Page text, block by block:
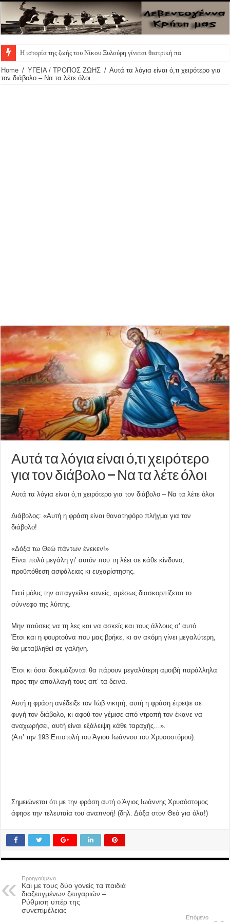
Η ιστορία της ζωής του Νίκου Ξυλούρη γίνεται θεατρική παράστα
Home / ΥΓΕΙΑ / ΤΡΟΠΟΣ ΖΩΗΣ / Αυτά τα λόγια είναι ό,τι χειρότερο για
τον διάβολο – Να τα λέτε όλοι
Αυτά τα λόγια είναι ό,τι χειρότερο
για τον διάβολο – Να τα λέτε όλοι
Αυτά τα λόγια είναι ό,τι χειρότερο για τον διάβολο – Να τα λέτε όλοι
Διάβολος: «Αυτή η φράση είναι θανατηφόρο πλήγμα για τον
διάβολο!
«Δόξα τω Θεώ πάντων ένεκεν!»
Είναι πολύ μεγάλη γι’ αυτόν που τη λέει σε κάθε κίνδυνο,
προϋπόθεση ασφάλειας κι ευχαρίστησης.
Γιατί μόλις την απαγγείλει κανείς, αμέσως διασκορπίζεται το
σύννεφο της λύπης.
Μην παύσεις να τη λες και να ασκείς και τους άλλους σ’ αυτό.
Έτσι και η φουρτούνα που μας βρήκε, κι αν ακόμη γίνει μεγαλύτερη,
θα μεταβληθεί σε γαλήνη.
Έτσι κι όσοι δοκιμάζονται θα πάρουν μεγαλύτερη αμοιβή παράλληλα
προς την απαλλαγή τους απ’ τα δεινά.
Αυτή η φράση ανέδειξε τον Ιώβ νικητή, αυτή η φράση έτρεψε σε
φυγή τον διάβολο, κι αφού τον γέμισε από ντροπή τον έκανε να
αναχωρήσει, αυτή είναι εξάλειψη κάθε ταραχής…».
(Απ’ την 193 Επιστολή του Άγιου Ιωάννου του Χρυσοστόμου).
Σημειώνεται ότι με την φράση αυτή ο Άγιος Ιωάννης Χρυσόστομος
άφησε την τελευταία του αναπνοή! (δηλ. Δόξα στον Θεό για όλα!)
Προηγούμενο
Και με τους δύο γονείς τα παιδιά
διαζευγμένων ζευγαριών –
Ρύθμιση υπέρ της
συνεπιμέλειας
Επόμενο